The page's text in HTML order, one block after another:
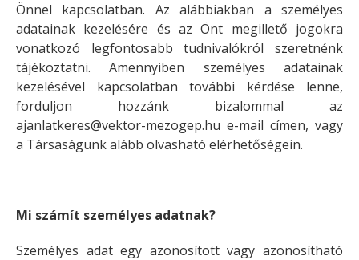
Önnel kapcsolatban. Az alábbiakban a személyes
adatainak kezelésére és az Önt megillető jogokra
vonatkozó legfontosabb tudnivalókról szeretnénk
tájékoztatni. Amennyiben személyes adatainak
kezelésével kapcsolatban további kérdése lenne,
forduljon hozzánk bizalommal az
ajanlatkeres@vektor-mezogep.hu e-mail címen, vagy
a Társaságunk alább olvasható elérhetőségein.
Mi számít személyes adatnak?
Személyes adat egy azonosított vagy azonosítható